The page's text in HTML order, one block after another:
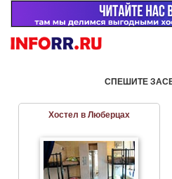
СПЕШИТЕ
Хостел в Люберцах